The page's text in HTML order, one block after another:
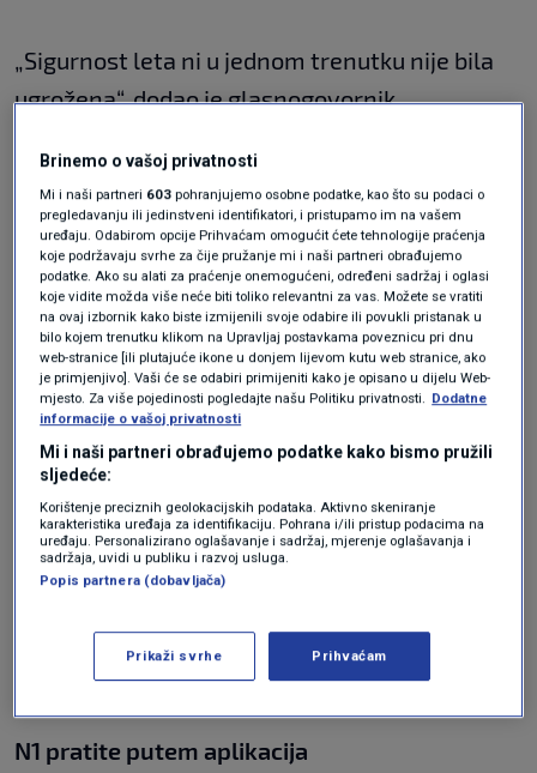
„Sigurnost leta ni u jednom trenutku nije bila
ugrožena“, dodao je glasnogovornik.
Prema zračnom prijevozniku, ozlijeđenima je
pružena liječnička pomoć nakon što je
zrakoplov sigurno sletio na planirano
odredište u utorak u 10,53 sati.
Boeing 747-8 prevozio je 329 putnika i 19
članova posade. Turbulencije su kratko trajale i
javile su se u intertropskoj zoni konvergencije,
priopćila je aviokompanija.
U svibnju je jedan putnik umro od srčanog
udara, a 30 ih je ozlijeđeno kada je putnički
zrakoplov Singapore Airlinesa upao u "zračni
džep" iznad Irrawaddyja u Mjanmaru.
N1 pratite putem aplikacija
Brinemo o vašoj privatnosti
Mi i naši partneri 603 pohranjujemo osobne podatke, kao što su podaci o
pregledavanju ili jedinstveni identifikatori, i pristupamo im na vašem
uređaju. Odabirom opcije Prihvaćam omogućit ćete tehnologije praćenja
koje podržavaju svrhe za čije pružanje mi i naši partneri obrađujemo
podatke. Ako su alati za praćenje onemogućeni, određeni sadržaj i oglasi
koje vidite možda više neće biti toliko relevantni za vas. Možete se vratiti
na ovaj izbornik kako biste izmijenili svoje odabire ili povukli pristanak u
bilo kojem trenutku klikom na Upravljaj postavkama poveznicu pri dnu
web-stranice [ili plutajuće ikone u donjem lijevom kutu web stranice, ako
je primjenjivo]. Vaši će se odabiri primijeniti kako je opisano u dijelu Web-
mjesto. Za više pojedinosti pogledajte našu Politiku privatnosti. Dodatne
informacije o vašoj privatnosti
Mi i naši partneri obrađujemo podatke kako bismo pružili
sljedeće:
Korištenje preciznih geolokacijskih podataka. Aktivno skeniranje
karakteristika uređaja za identifikaciju. Pohrana i/ili pristup podacima na
uređaju. Personalizirano oglašavanje i sadržaj, mjerenje oglašavanja i
sadržaja, uvidi u publiku i razvoj usluga.
Popis partnera (dobavljača)
Prikaži svrhe Prihvaćam